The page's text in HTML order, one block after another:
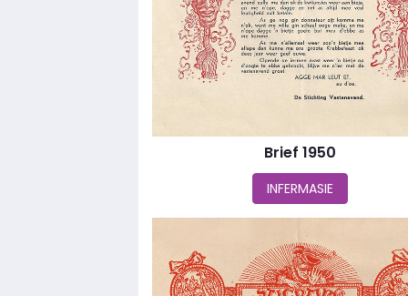
Brief 1950
INFERMASIE